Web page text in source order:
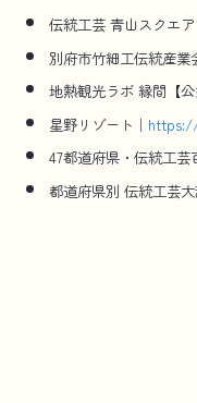
伝統工芸 青山スクエア
別府市竹細工伝統産業
地熱観光ラボ 縁間【公
星野リゾート｜
47都道府県・伝統工芸
都道府県別 伝統工芸大